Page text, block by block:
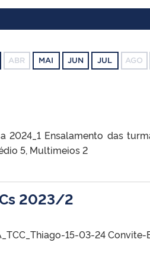
ABR MAI JUN JUL AGO
2024_1 Ensalamento das
5, Multimeios 2
2023/2
15-03-24 Convite-